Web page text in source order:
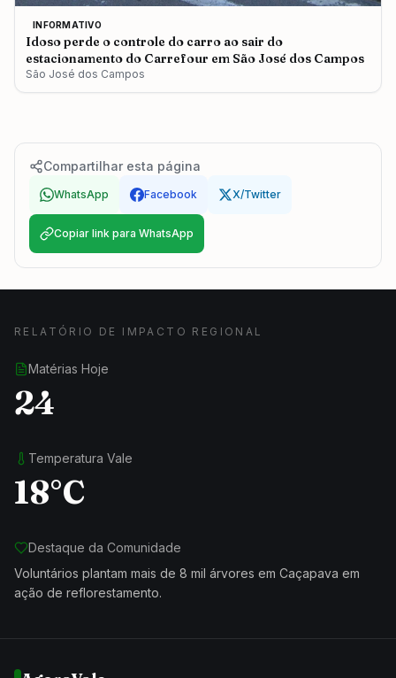
INFORMATIVO
Idoso perde o controle do carro ao sair do
estacionamento do Carrefour em São José dos Campos
São José dos Campos
Compartilhar esta página
WhatsApp Facebook X/Twitter
Copiar link para WhatsApp
RELATÓRIO DE IMPACTO REGIONAL
Matérias Hoje
24
Temperatura Vale
18°C
Destaque da Comunidade
Voluntários plantam mais de 8 mil árvores em Caçapava em
ação de reflorestamento.